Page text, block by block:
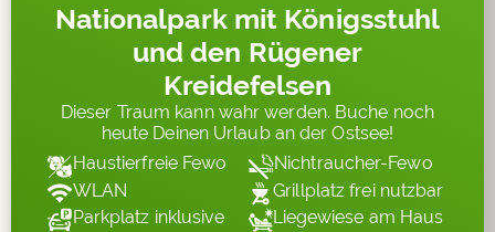
Nationalpark mit Königsstuhl
und den Rügener
Kreidefelsen
Dieser Traum kann wahr werden. Buche noch
heute Deinen Urlaub an der Ostsee!
Haustierfreie Fewo
WLAN
Parkplatz inklusive
Nichtraucher-Fewo
Grillplatz frei nutzbar
Liegewiese am Haus